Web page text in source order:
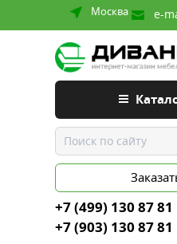
Москва e-
+7 (499) 130 87 81
+7 (903) 130 87 81